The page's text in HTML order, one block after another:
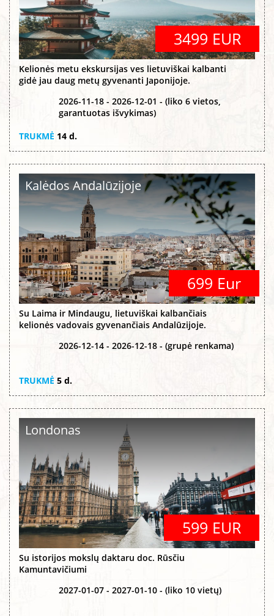
3499 EUR
Kelionės metu ekskursijas ves lietuviškai kalbanti
gidė jau daug metų gyvenanti Japonijoje.
2026-11-18 - 2026-12-01 - (liko 6 vietos,
garantuotas išvykimas)
TRUKMĖ 14 d.
Kalėdos Andalūzijoje
699 Eur
Su Laima ir Mindaugu, lietuviškai kalbančiais
kelionės vadovais gyvenančiais Andalūzijoje.
2026-12-14 - 2026-12-18 - (grupė renkama)
TRUKMĖ 5 d.
Londonas
599 EUR
Su istorijos mokslų daktaru doc. Rūsčiu
Kamuntavičiumi
2027-01-07 - 2027-01-10 - (liko 10 vietų)